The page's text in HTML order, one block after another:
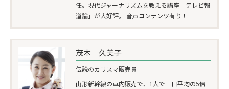
任。現代ジャーナリズムを教える講座「テレビ報
道論」が大好評。 音声コンテンツ有り！
茂木 久美子
伝説のカリスマ販売員
山形新幹線の車内販売で、1人で一日平均の5倍